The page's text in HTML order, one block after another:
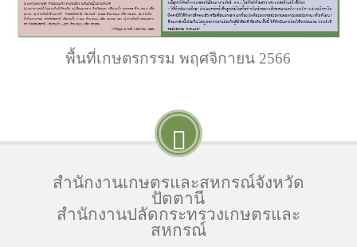
พื้นที่เกษตรกรรม พฤศจิกายน 2566
สำนักงานเกษตรและสหกรณ์จังหวัด
ปัตตานี
สำนักงานปลัดกระทรวงเกษตรและ
สหกรณ์